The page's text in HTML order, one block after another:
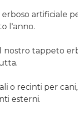
artificiale
l'anno.
tappeto
o recinti per
esterni.